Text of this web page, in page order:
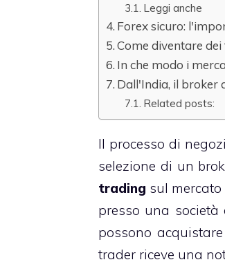
Leggi anche
Forex sicuro:
Come diventare
In che modo i
Dall'India, il broker
Related posts:
Il processo di
selezione di un
trading sul
presso una società
possono
trader riceve una